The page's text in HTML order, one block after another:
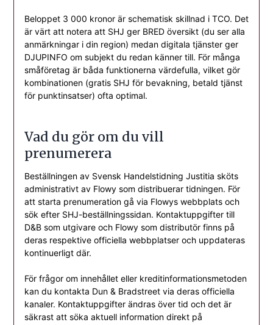
Beloppet 3 000 kronor är schematisk skillnad i TCO. Det
är värt att notera att SHJ ger BRED översikt (du ser alla
anmärkningar i din region) medan digitala tjänster ger
DJUPINFO om subjekt du redan känner till. För många
småföretag är båda funktionerna värdefulla, vilket gör
kombinationen (gratis SHJ för bevakning, betald tjänst
för punktinsatser) ofta optimal.
Vad du gör om du vill
prenumerera
Beställningen av Svensk Handelstidning Justitia sköts
administrativt av Flowy som distribuerar tidningen. För
att starta prenumeration gå via Flowys webbplats och
sök efter SHJ-beställningssidan. Kontaktuppgifter till
D&B som utgivare och Flowy som distributör finns på
deras respektive officiella webbplatser och uppdateras
kontinuerligt där.
För frågor om innehållet eller kreditinformationsmetoden
kan du kontakta Dun & Bradstreet via deras officiella
kanaler. Kontaktuppgifter ändras över tid och det är
säkrast att söka aktuell information direkt på